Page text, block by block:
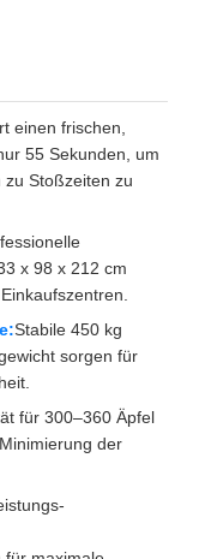
einen frischen,
55 Sekunden, um
Stoßzeiten zu
x 98 x 212 cm
Stabile 450 kg
sorgen für
für 300–360 Äpfel
der